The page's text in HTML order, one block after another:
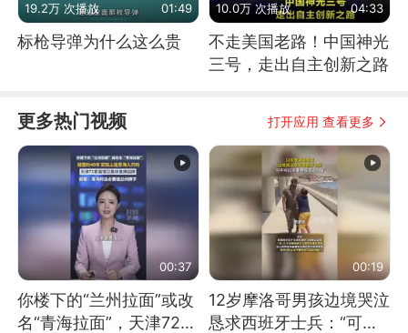
19.2万 次播放 01:49
标枪导弹为什么这么贵
10.0万 次播放 04:33
不走美国老路！中国神光
三号，走出自主创新之路
更多热门视频 打开应用 查看更多
00:37
你楼下的“兰州拉面”或改
名“青海拉面”，天津72家
00:19
12岁摩洛哥男孩边境哭泣
恳求西班牙士兵：“可不